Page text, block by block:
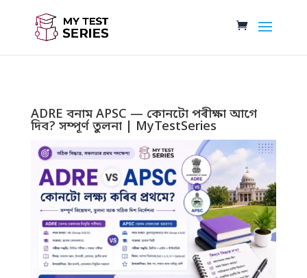
ADRE বনাম APSC — কোনটো পৰীক্ষা আগে
দিব? সম্পূৰ্ণ তুলনা | MyTestSeries